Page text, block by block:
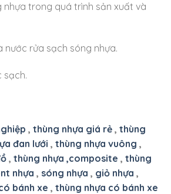
nhựa trong quá trình sản xuất và
nước rửa sạch sóng nhựa.
sạch.
, thùng nhựa giá rẻ , thùng
đan lưới , thùng nhựa vuông ,
, thùng nhựa ,composite , thùng
nhựa , sóng nhựa , giỏ nhựa ,
bánh xe , thùng nhựa có bánh xe